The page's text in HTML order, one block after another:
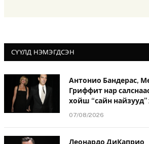
СҮҮЛД НЭМЭГДСЭН
Антонио Бандерас,
Гриффит нар
хойш “сайн найзууд”
07/08/2026
Леонардо ДиКаприо